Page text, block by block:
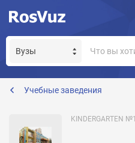
Учебные заведения
KINDERGARTEN